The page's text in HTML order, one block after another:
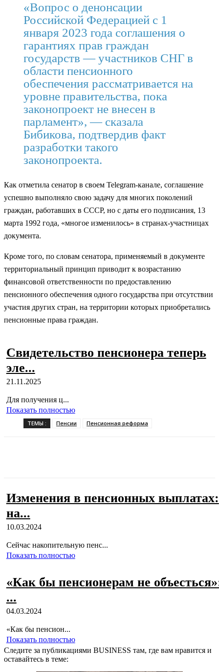
«Вопрос о денонсации
Российской Федерацией с 1
января 2023 года соглашения о
гарантиях прав граждан
государств — участников СНГ в
области пенсионного
обеспечения рассматривается на
уровне правительства, пока
законопроект не внесен в
парламент», — сказала
Бибикова, подтвердив факт
разработки такого
законопроекта.
Как отметила сенатор в своем Telegram-канале, соглашение
успешно выполняло свою задачу для многих поколений
граждан, работавших в СССР, но с даты его подписания, 13
марта 1992 года, «многое изменилось» в странах-участницах
документа.
Кроме того, по словам сенатора, применяемый в документе
территориальный принцип приводит к возрастанию
финансовой ответственности по предоставлению
пенсионного обеспечения одного государства при отсутствии
участия других стран, на территории которых приобретались
пенсионные права граждан.
Свидетельство пенсионера теперь
эле...
21.11.2025
Для получения ц...
Показать полностью
ТЕМЫ : Пенсии Пенсионная реформа
Изменения в пенсионных выплатах:
на...
10.03.2024
Сейчас накопительную пенс...
Показать полностью
«Как бы пенсионерам не
...
04.03.2024
«Как бы пенсион...
Показать полностью
Следите за публикациями BUSINESS там, где вам нравится и
оставайтесь в теме: